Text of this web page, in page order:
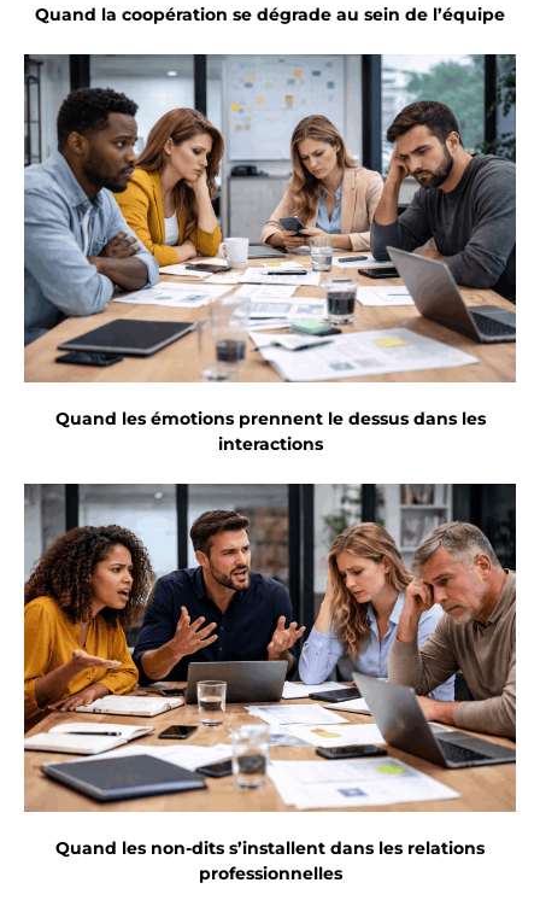
Quand la coopération se dégrade au sein de l’équipe
Quand les émotions prennent le dessus dans les
interactions
Quand les non-dits s’installent dans les relations
professionnelles